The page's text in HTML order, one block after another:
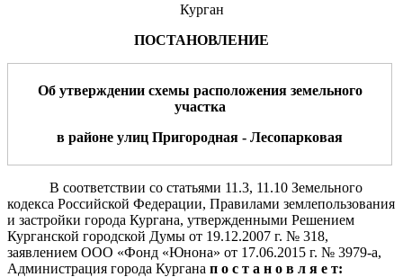
Курган
ПОСТАНОВЛЕНИЕ
Об утверждении схемы расположения земельного
участка
в районе улиц Пригородная - Лесопарковая
В соответствии со статьями 11.3, 11.10 Земельного
кодекса Российской Федерации, Правилами землепользования
и застройки города Кургана, утвержденными Решением
Курганской городской Думы от 19.12.2007 г. № 318,
заявлением ООО «Фонд «Юнона» от 17.06.2015 г. № 3979-а,
Администрация города Кургана п о с т а н о в л я е т: